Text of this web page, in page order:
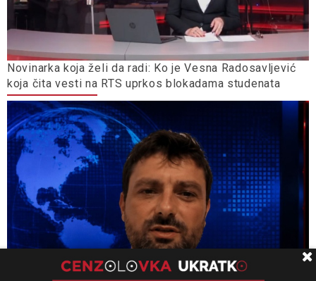
Novinarka koja želi da radi: Ko je Vesna Radosavljević
koja čita vesti na RTS uprkos blokadama studenata